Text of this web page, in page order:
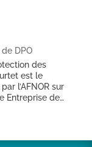
DPO
des
est le
l’AFNOR sur
Entreprise de
juin